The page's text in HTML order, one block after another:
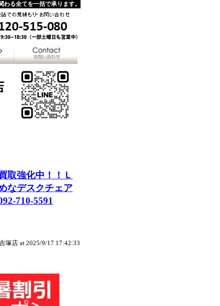
る全てを一括で承ります。
取強化中！！Ｌ
なデスクチェア
710-5591
塚店 at 2025/9/17 17:42:33